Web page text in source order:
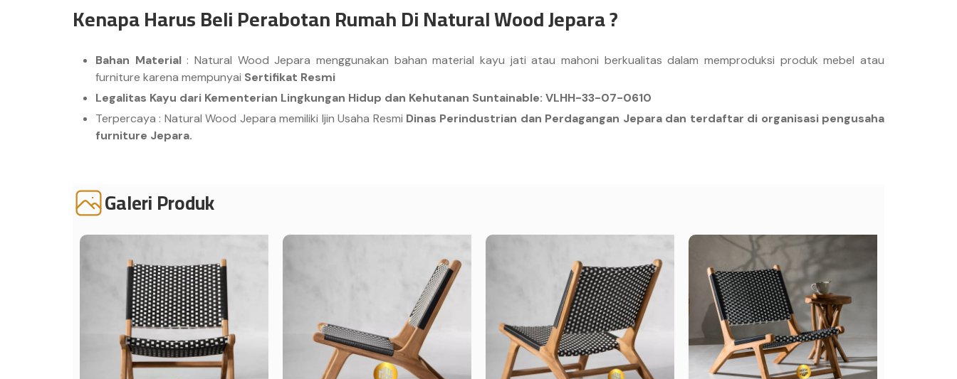
Kenapa Harus Beli Perabotan Rumah Di Natural Wood Jepara ?
Bahan Material: Natural Wood Jepara menggunakan bahan material kayu jati atau mahoni berkualitas dalam memproduksi produk mebel atau
furniture karena mempunyai Sertifikat Resmi
Legalitas Kayu dari Kementerian Lingkungan Hidup dan Kehutanan Suntainable: VLHH-33-07-0610
Terpercaya : Natural Wood Jepara memiliki Ijin Usaha Resmi Dinas Perindustrian dan Perdagangan Jepara dan terdaftar di organisasi pengusaha
furniture Jepara.
Galeri Produk